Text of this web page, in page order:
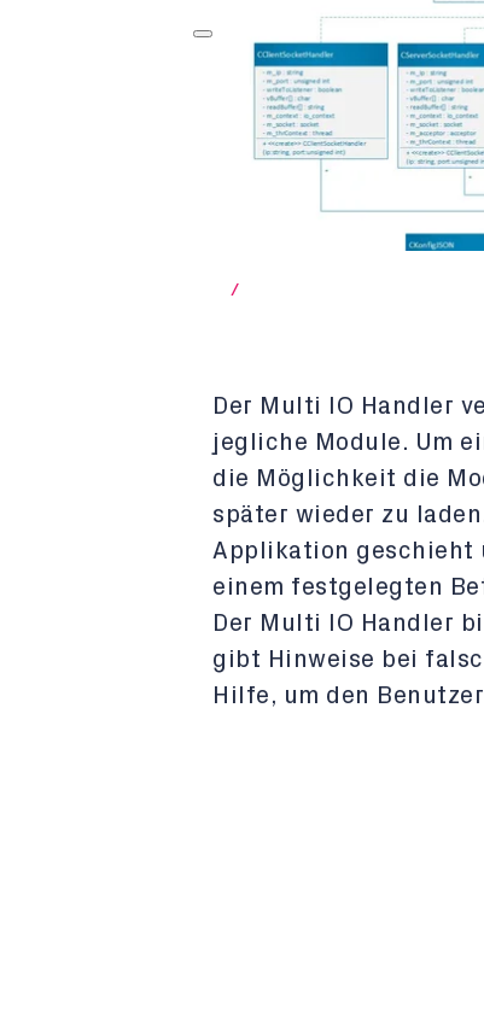
/
Der Multi IO Handler
jegliche Module. Um
die Möglichkeit die
später wieder zu
Applikation geschieht
einem festgelegten
Der Multi IO Handler
gibt Hinweise bei
Hilfe, um den